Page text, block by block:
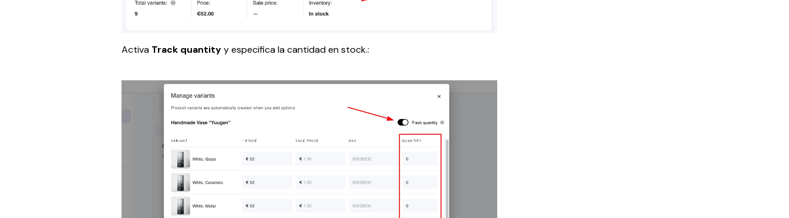
Activa Track quantity y especifica la cantidad en stock.: